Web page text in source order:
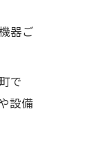
器ご
で
設備